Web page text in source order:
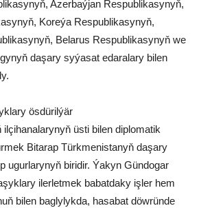
Azerbaýjan Respublikasynyň,
Koreýa Respublikasynyň,
Belarus Respublikasynyň we
daşary syýasat edaralary bilen
ösdürilýär
ilçihanalarynyň üsti bilen diplomatik
Bitarap Türkmenistanyň daşary
ugurlarynyň biridir. Ýakyn Gündogar
ilerletmek babatdaky işler hem
bilen baglylykda, hasabat döwründe